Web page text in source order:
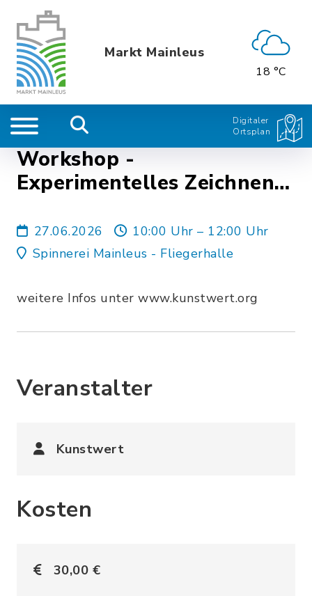
Markt Mainleus
18 °C
Digitaler
Ortsplan
Workshop -
Experimentelles Zeichnen
27.06.2026
10:00 Uhr – 12:00 Uhr
Spinnerei Mainleus - Fliegerhalle
weitere Infos unter www.kunstwert.org
Veranstalter
Kunstwert
Kosten
30,00 €